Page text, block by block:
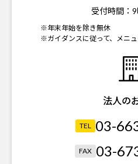
受付時間：
※年末年始を除き無休
※ガイダンスに従って、メニュ
法人の
TEL 03-
FAX 03-